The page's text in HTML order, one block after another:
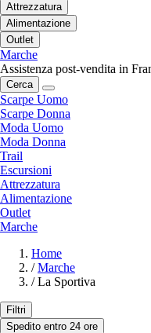
Attrezzatura
Alimentazione
Outlet
Marche
Assistenza post-vendita in
Cerca
Scarpe Uomo
Scarpe Donna
Moda Uomo
Moda Donna
Trail
Escursioni
Attrezzatura
Alimentazione
Outlet
Marche
Home
/ Marche
/ La Sportiva
Filtri
Spedito entro 24 ore